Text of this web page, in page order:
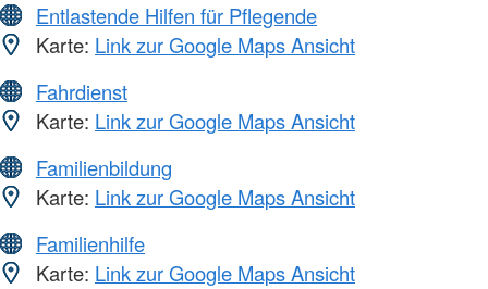
Entlastende Hilfen für Pflegende
Karte: Link zur Google Maps Ansicht
Fahrdienst
Karte: Link zur Google Maps Ansicht
Familienbildung
Karte: Link zur Google Maps Ansicht
Familienhilfe
Karte: Link zur Google Maps Ansicht